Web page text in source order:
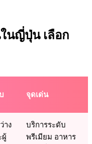
นญี่ปุ่น เลือก
จุดเด่น
าง
ผู้
บริการระดับ
พรีเมียม อาหาร